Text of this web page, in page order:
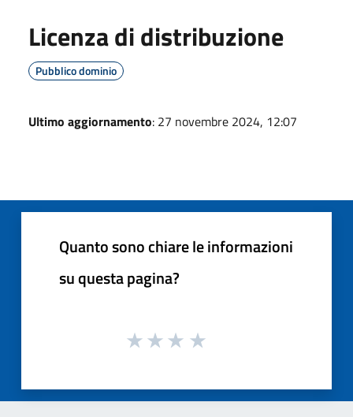
Licenza di distribuzione
Pubblico dominio
Ultimo aggiornamento: 27 novembre 2024, 12:07
Quanto sono chiare le informazioni
su questa pagina?